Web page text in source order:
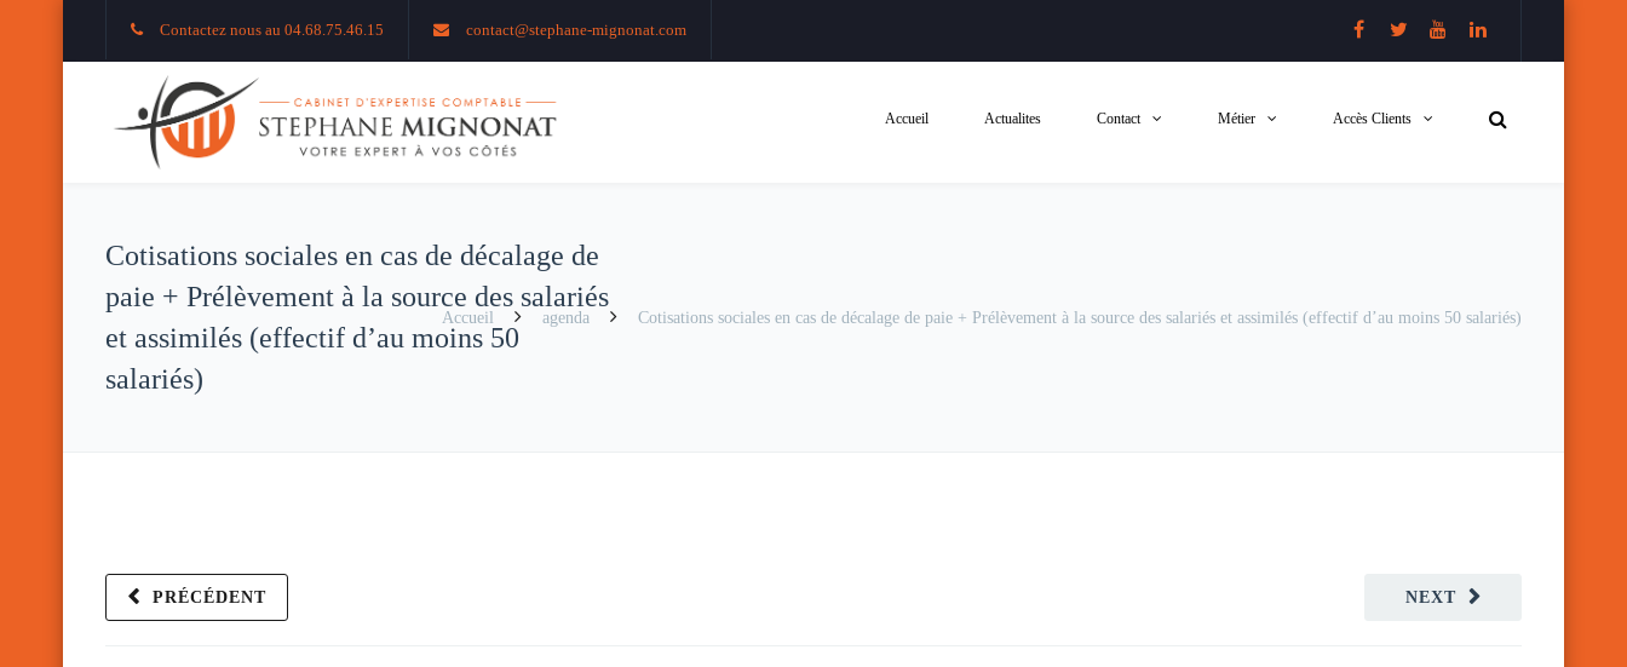
Contactez nous au 04.68.75.46.15 contact@stephane-mignonat.com
Accueil Actualites Contact Métier Accès Clients
Cotisations sociales en cas de décalage de
paie + Prélèvement à la source des salariés
et assimilés (effectif d’au moins 50
salariés)
Accueil agenda Cotisations sociales en cas de décalage de paie + Prélèvement à la source des salariés et assimilés (effectif d’au moins 50 salariés)
NEXT
PRÉCÉDENT